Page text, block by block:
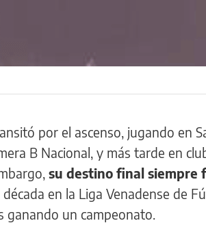
por el ascenso, jugando en
B Nacional, y más tarde en
su destino final siempre
en la Liga Venadense de
ganando un campeonato.